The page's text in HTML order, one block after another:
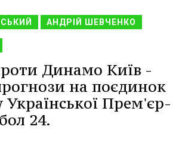
АНДРІЙ ШЕВЧЕНКО
Динамо Київ -
на поєдинок
Української Прем'єр-
24.